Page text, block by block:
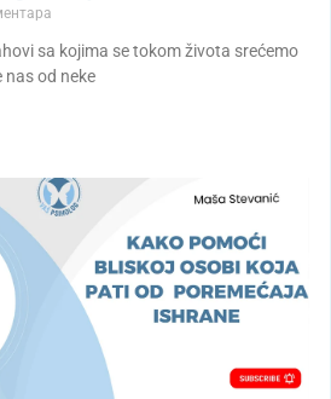
sa kojima se tokom života srećemo
nas od neke